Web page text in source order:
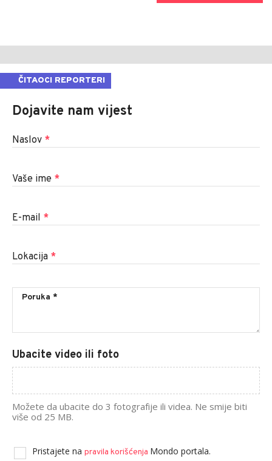
ČITAOCI REPORTERI
Dojavite nam vijest
Naslov *
Vaše ime *
E-mail *
Lokacija *
Ubacite video ili foto
Možete da ubacite do 3 fotografije ili videa. Ne smije biti
više od 25 MB.
Pristajete na pravila korišćenja Mondo portala.